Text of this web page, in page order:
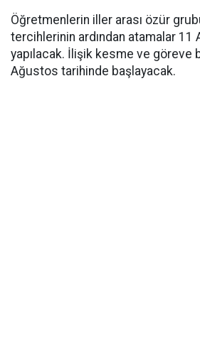
Öğretmenlerin iller arası özür
tercihlerinin ardından atamalar
yapılacak. İlişik kesme ve göreve
Ağustos tarihinde başlayacak.